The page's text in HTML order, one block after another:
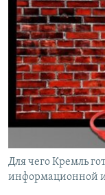
ПОБЕДИТЕЛЕЙ НЕ
ELIFBE
УКРАИНСКАЯ
ПРИСОЕДИНЯЙТЕСЬ!
Все сайты
Для чего Кремль
информационной